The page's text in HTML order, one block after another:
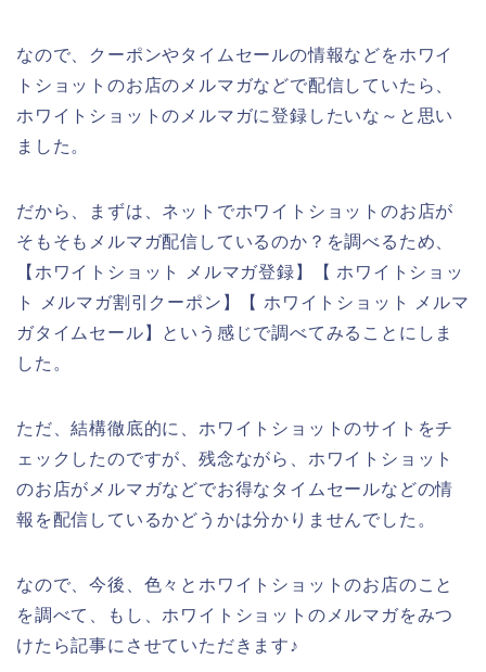
なので、クーポンやタイムセールの情報などをホワイ
トショットのお店のメルマガなどで配信していたら、
ホワイトショットのメルマガに登録したいな～と思い
ました。
だから、まずは、ネットでホワイトショットのお店が
そもそもメルマガ配信しているのか？を調べるため、
【ホワイトショット メルマガ登録】【 ホワイトショッ
ト メルマガ割引クーポン】【 ホワイトショット メルマ
ガタイムセール】という感じで調べてみることにしま
した。
ただ、結構徹底的に、ホワイトショットのサイトをチ
ェックしたのですが、残念ながら、ホワイトショット
のお店がメルマガなどでお得なタイムセールなどの情
報を配信しているかどうかは分かりませんでした。
なので、今後、色々とホワイトショットのお店のこと
を調べて、もし、ホワイトショットのメルマガをみつ
けたら記事にさせていただきます♪